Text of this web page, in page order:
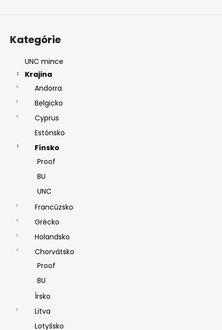
Kategórie
UNC mince
Krajina
Andorra
Belgicko
Cyprus
Estónsko
Fínsko
Proof
BU
UNC
Francúzsko
Grécko
Holandsko
Chorvátsko
Proof
BU
Írsko
Litva
Lotyšsko